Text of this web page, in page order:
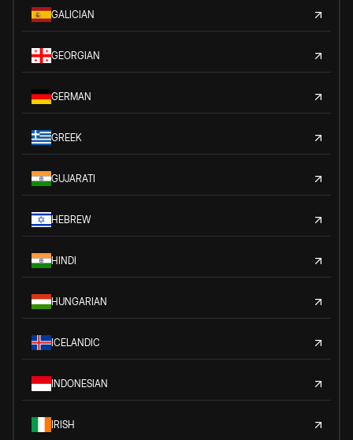
GALICIAN
GEORGIAN
GERMAN
GREEK
GUJARATI
HEBREW
HINDI
HUNGARIAN
ICELANDIC
INDONESIAN
IRISH